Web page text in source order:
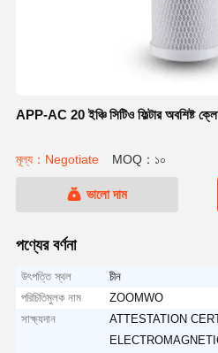
APP-AC 20 ইঞ্চি সিটিও ফিল্টার অবশিষ্ট
মূল্য：Negotiate MOQ：১০
ভালো দাম
পণ্যের বর্ণনা
উৎপত্তি স্থল
চীন
পরিচিতিমুলক নাম
ZOOMWO
সাক্ষ্যদান
ATTESTATION